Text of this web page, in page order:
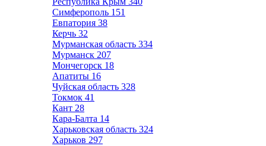
Симферополь 151
Евпатория 38
Керчь 32
Мурманская область 334
Мурманск 207
Мончегорск 18
Апатиты 16
Чуйская область 328
Токмок 41
Кант 28
Кара-Балта 14
Харьковская область 324
Харьков 297